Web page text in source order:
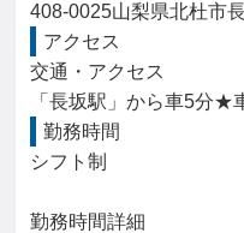
408-0025山梨県北杜市
アクセス
交通・アクセス
「長坂駅」から車5分
勤務時間
シフト制
勤務時間詳細